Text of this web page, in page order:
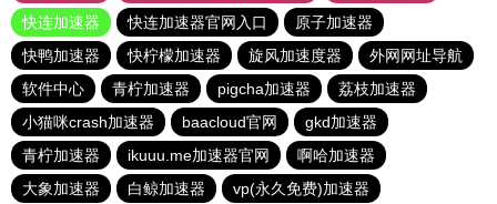
快连加速器
快连加速器官网入口
原子加速器
快鸭加速器
快柠檬加速器 旋风加速度器
外网网址导航
软件中心
青柠加速器 pigcha加速器
荔枝加速器
小猫咪crash加速器
baacloud官网
gkd加速器
青柠加速器
ikuuu.me加速器官网
啊哈加速器
大象加速器
白鲸加速器 vp(永久免费)加速器